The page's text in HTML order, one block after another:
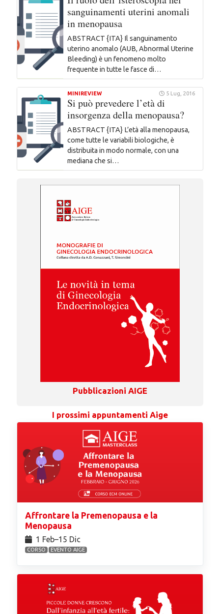
sanguinamenti uterini anomali
in menopausa
ABSTRACT {ITA} Il sanguinamento
uterino anomalo (AUB, Abnormal Uterine
Bleeding) è un fenomeno molto
frequente in tutte le fasce di…
MINIREVIEW 5 Lug, 2016
Si può prevedere l’età di
insorgenza della menopausa?
ABSTRACT {ITA} L’età alla menopausa,
come tutte le variabili biologiche, è
distribuita in modo normale, con una
mediana che si…
Pubblicazioni AIGE
I prossimi appuntamenti Aige
Affrontare la Premenopausa e la
Menopausa
1 Feb⁠–15 Dic
CORSO EVENTO AIGE